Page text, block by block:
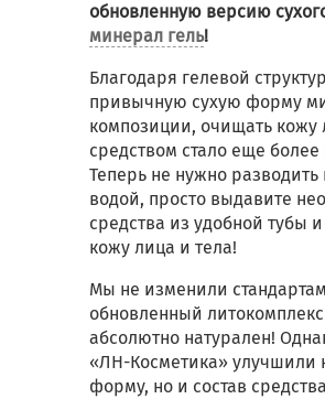
обновленную версию
минерал гель!
Благодаря гелевой
привычную сухую форму
композиции, очищать
средством стало еще
Теперь не нужно
водой, просто выдавите
средства из удобной тубы
кожу лица и тела!
Мы не изменили
обновленный
абсолютно натурален!
«ЛН-Косметика» улучшили
форму, но и состав